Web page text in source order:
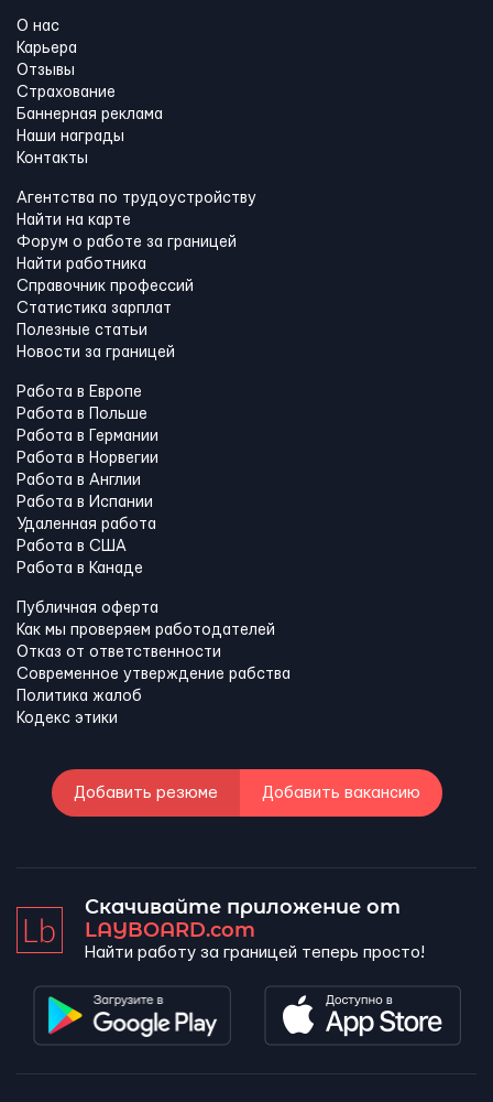
О нас
Карьера
Отзывы
Страхование
Баннерная реклама
Наши награды
Контакты
Агентства по трудоустройству
Найти на карте
Форум о работе за границей
Найти работника
Справочник профессий
Статистика зарплат
Полезные статьи
Новости за границей
Работа в Европе
Работа в Польше
Работа в Германии
Работа в Норвегии
Работа в Англии
Работа в Испании
Удаленная работа
Работа в США
Работа в Канадe
Публичная оферта
Как мы проверяем работодателей
Отказ от ответственности
Современное утверждение рабства
Политика жалоб
Кодекс этики
Добавить резюме Добавить вакансию
Скачивайте приложение от
LAYBOARD.com
Найти работу за границей теперь просто!